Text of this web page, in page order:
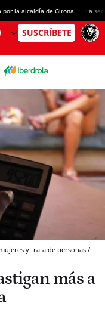
por la alcaldía de Girona La
y trata de personas /
más a